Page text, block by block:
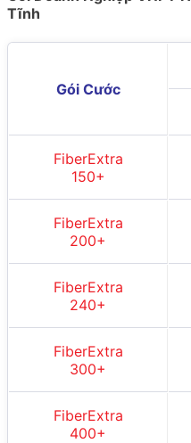
Tĩnh
Gói Cước
FiberExtra
150+
FiberExtra
200+
FiberExtra
240+
FiberExtra
300+
FiberExtra
400+